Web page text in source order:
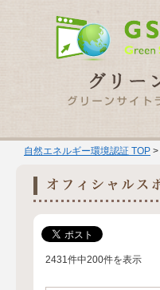
自然エネルギー環境認証 TOP >
2431件中200件を表示